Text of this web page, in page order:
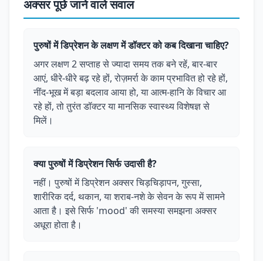
अक्सर पूछे जाने वाले सवाल
पुरुषों में डिप्रेशन के लक्षण में डॉक्टर को कब दिखाना चाहिए?
अगर लक्षण 2 सप्ताह से ज्यादा समय तक बने रहें, बार-बार
आएं, धीरे-धीरे बढ़ रहे हों, रोज़मर्रा के काम प्रभावित हो रहे हों,
नींद-भूख में बड़ा बदलाव आया हो, या आत्म-हानि के विचार आ
रहे हों, तो तुरंत डॉक्टर या मानसिक स्वास्थ्य विशेषज्ञ से
मिलें।
क्या पुरुषों में डिप्रेशन सिर्फ उदासी है?
नहीं। पुरुषों में डिप्रेशन अक्सर चिड़चिड़ापन, गुस्सा,
शारीरिक दर्द, थकान, या शराब-नशे के सेवन के रूप में सामने
आता है। इसे सिर्फ 'mood' की समस्या समझना अक्सर
अधूरा होता है।